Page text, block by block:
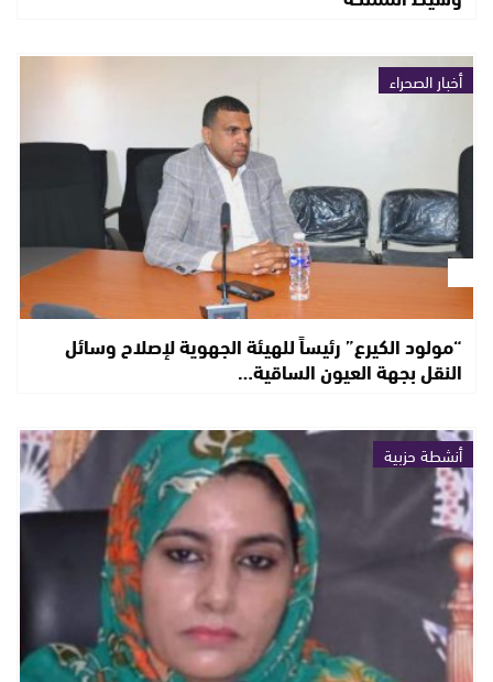
أخبار الصحراء
“مولود الكيرع” رئيساً للهيئة الجهوية لإصلاح وسائل
النقل بجهة العيون الساقية…
أنشطة حزبية